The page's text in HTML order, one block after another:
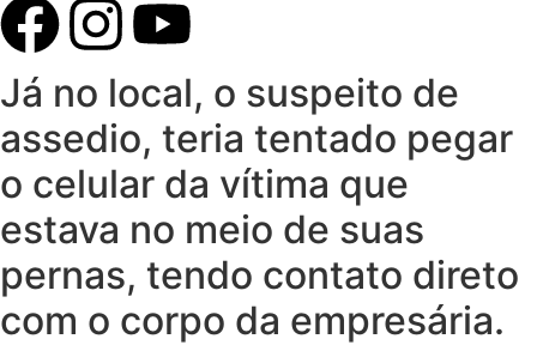
Já no local, o suspeito de
assedio, teria tentado pegar
o celular da vítima que
estava no meio de suas
pernas, tendo contato direto
com o corpo da empresária.